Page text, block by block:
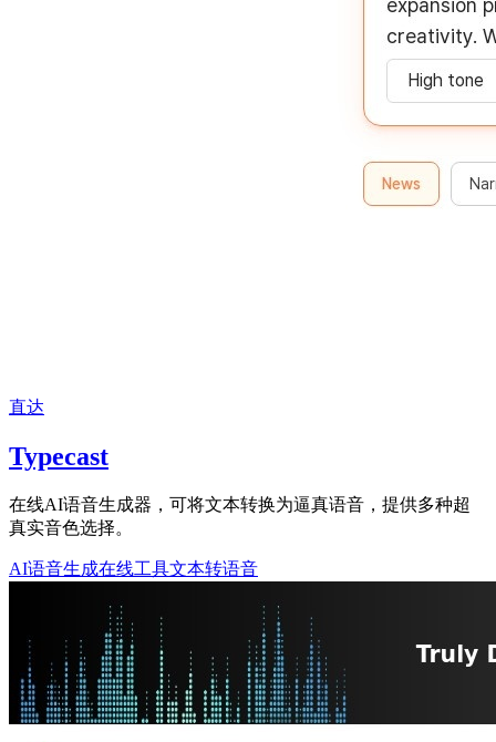
直达
Typecast
在线AI语音生成器，可将文本转换为逼真语音，提供多种超
真实音色选择。
AI语音生成在线工具文本转语音